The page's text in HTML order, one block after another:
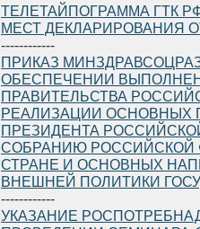
ТЕЛЕТАЙПОГРАММА ГТК РФ
МЕСТ ДЕКЛАРИРОВАНИЯ
------------
ПРИКАЗ
ОБЕСПЕЧЕНИИ
ПРАВИТЕЛЬСТВА
РЕАЛИЗАЦИИ
ПРЕЗИДЕНТА
СОБРАНИЮ РОССИЙСКОЙ
СТРАНЕ И ОСНОВНЫХ
ВНЕШНЕЙ ПОЛИТИКИ
------------
УКАЗАНИЕ